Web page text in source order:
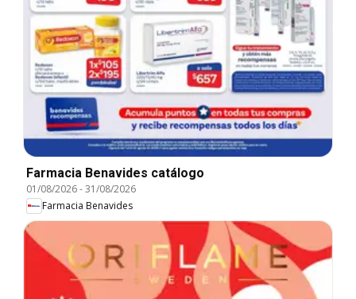
Farmacia Benavides catálogo
01/08/2026-31/08/2026
Farmacia Benavides